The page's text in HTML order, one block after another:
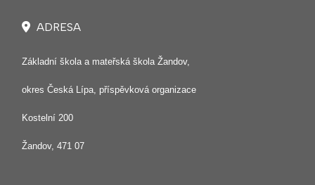
ADRESA
Základní škola a mateřská škola Žandov,
okres Česká Lípa, příspěvková organizace
Kostelní 200
Žandov, 471 07